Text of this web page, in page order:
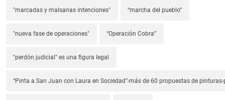
"marcadas y malsanas intenciones" “marcha del pueblo”
"nueva fase de operaciones" “Operación Cobra”
"perdón judicial" es una figura legal
“Pinta a San Juan con Laura en Sociedad”-más de 60 propuestas de